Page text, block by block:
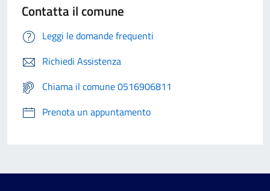
Contatta il comune
Leggi le domande frequenti
Richiedi Assistenza
Chiama il comune 0516906811
Prenota un appuntamento